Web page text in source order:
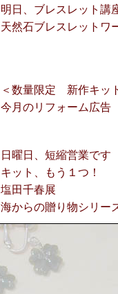
明日、ブレスレット講
天然石ブレスレット
＜数量限定 新作キッ
今月のリフォーム広告
日曜日、短縮営業です
キット、もう１つ！
塩田千春展
海からの贈り物シリ